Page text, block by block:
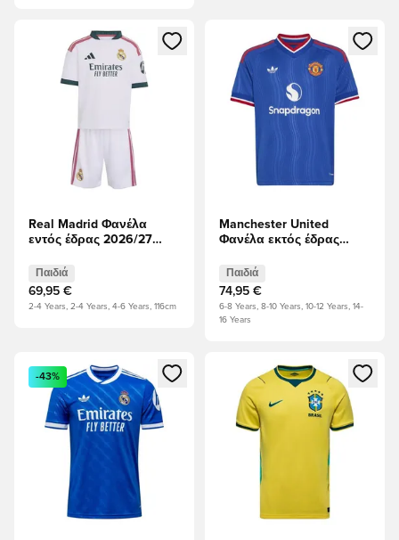
Ανοίγει ένα Modal για να συνδεθείτε ή να εγγραφείτε ως
Real Madrid Φανέλα
εντός έδρας 2026/27
Παιδιά
69,95 €
2-4 Years, 2-4 Years, 4-6 Years, 116cm
Ανοίγει ένα Modal για να
Manchester United
Φανέλα εκτός έδρας
Παιδιά
74,95 €
6-8 Years, 8-10 Years, 10-12 Years, 14-
16 Years
Ανοίγει ένα Modal για να συνδεθείτε ή να εγγραφείτε ως
-43%
Ανοίγει ένα Modal για να